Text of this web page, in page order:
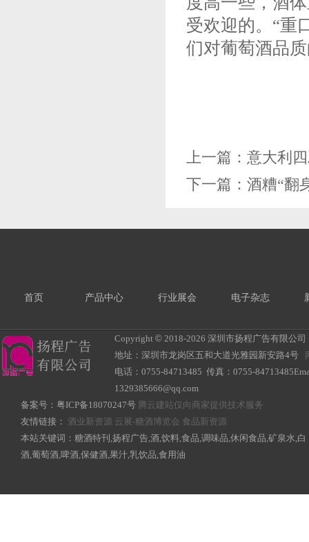
受欢迎的。“重
们对葡萄酒品
上一篇： 意大利
下一篇： 酒糟“翻
首页 产品中心 行业展会 电子杂志
Copyright © 2018-2026 深圳市扬程广告有限公
地址：深圳市龙岗区五和大道光雅园新安路4号
电话：0755-84713485 传真：0755-
1329385666@qq.com
备案号： 粤ICP备18070247号 腾云建站仅向商家提供技术服务
友情链接： 酒业新资源 云展-糖酒博览会 食品新资源
本站关键词：糖酒特刊,扬程广告,酒,饮料,食品,调味品,休闲食品,矿泉水,白
酒,葡萄酒,啤酒,保健酒,果汁,乳饮品,食用油